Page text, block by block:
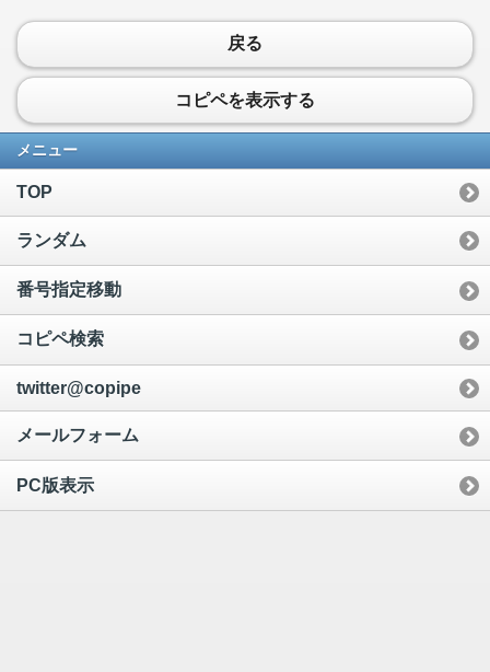
戻る
コピペを表示する
メニュー
TOP
ランダム
番号指定移動
コピペ検索
twitter@copipe
メールフォーム
PC版表示